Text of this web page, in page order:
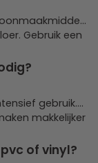
Gebruik een
gebruik.
makkelijker
of vinyl?